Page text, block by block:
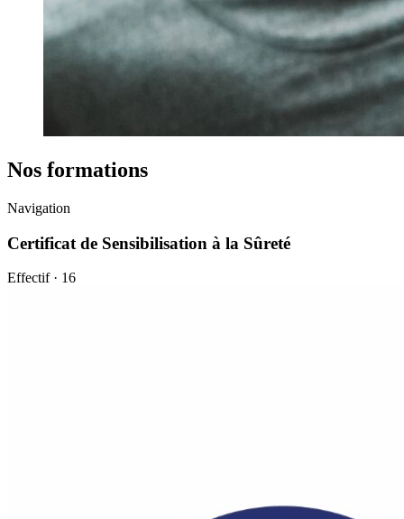
Nos formations
Navigation
Certificat de Sensibilisation à la Sûreté
Effectif · 16